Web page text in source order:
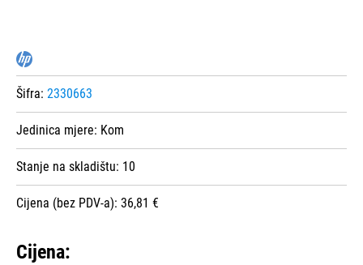
Šifra: 2330663
Jedinica mjere: Kom
Stanje na skladištu: 10
Cijena (bez PDV-a): 36,81 €
Cijena: